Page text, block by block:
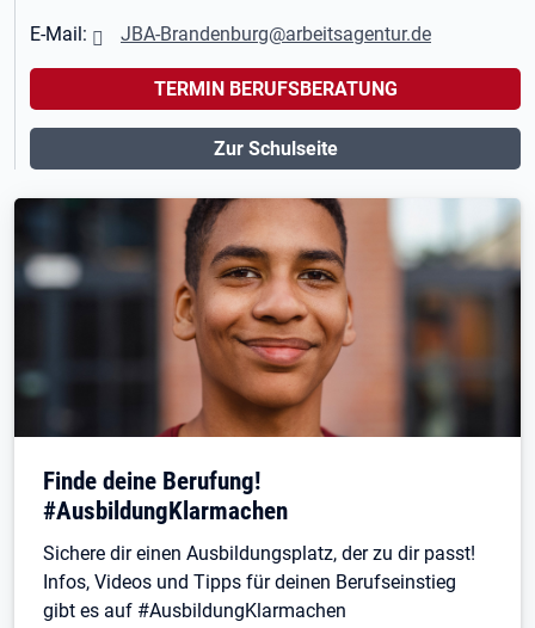
E-Mail: JBA-Brandenburg@arbeitsagentur.de
TERMIN BERUFSBERATUNG
Zur Schulseite
Finde deine Berufung!
#AusbildungKlarmachen
Sichere dir einen Ausbildungsplatz, der zu dir passt!
Infos, Videos und Tipps für deinen Berufseinstieg
gibt es auf #AusbildungKlarmachen